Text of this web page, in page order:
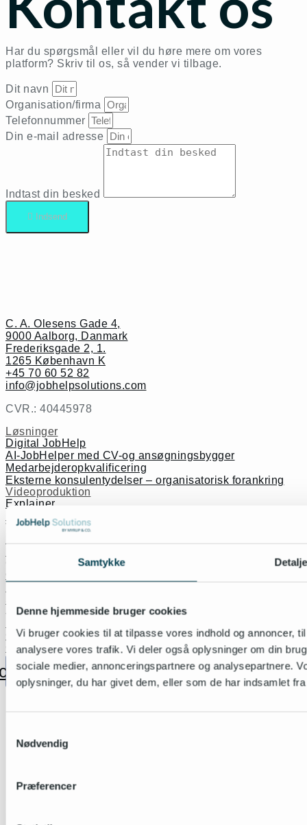
Samtykke
Denne hjemmeside bruger cookies
Vi bruger cookies til at tilpasse vores indhold og annoncer,
analysere vores trafik. Vi deler også oplysninger om din
sociale medier, annonceringspartnere og analysepartnere.
oplysninger, du har givet dem, eller som de har indsamlet
Nødvendig
Præferencer
Har du spørgsmål eller vil du høre mere om vores
platform? Skriv til os, så vender vi tilbage.
Dit navn
Organisation/firma
Telefonnummer
Din e-mail adresse
Indtast din besked
Indsend
C. A. Olesens Gade 4,
9000 Aalborg, Danmark
Frederiksgade 2, 1.
1265 København K
+45 70 60 52 82
info@jobhelpsolutions.com
CVR.: 40445978
Løsninger
Digital JobHelp
AI-JobHelper med CV-og ansøgningsbygger
Medarbejderopkvalificering
Eksterne konsulentydelser – organisatorisk forankring
Videoproduktion
Explainer
Læringsvideoer
Viden
Om JobHelp Solutions
Jura
Cookie- og databeskyttelse
Cookiedeklarationen
Linkedin